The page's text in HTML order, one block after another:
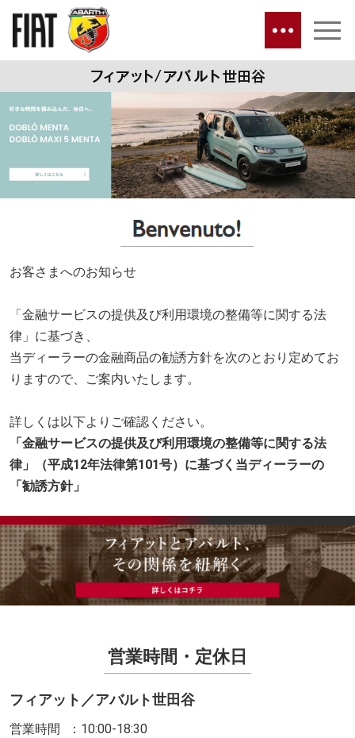
お客さまへのお知らせ
「金融サービスの提供及び利用環境の整備等に関する法
律」に基づき、
当ディーラーの金融商品の勧誘方針を次のとおり定めてお
りますので、ご案内いたします。
詳しくは以下よりご確認ください。
「金融サービスの提供及び利用環境の整備等に関する法
律」（平成12年法律第101号）に基づく当ディーラーの
「勧誘方針」
営業時間・定休日
フィアット／アバルト世田谷
営業時間 ： 10:00-18:30